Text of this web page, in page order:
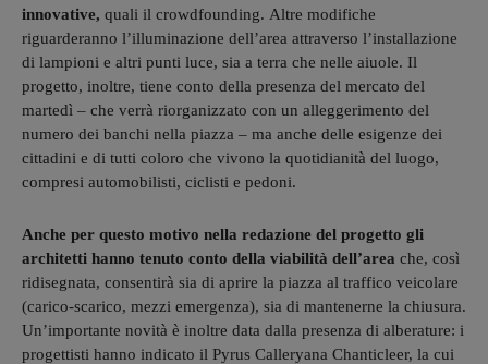
innovative, quali il crowdfounding. Altre modifiche
riguarderanno l’illuminazione dell’area attraverso l’installazione
di lampioni e altri punti luce, sia a terra che nelle aiuole. Il
progetto, inoltre, tiene conto della presenza del mercato del
martedì – che verrà riorganizzato con un alleggerimento del
numero dei banchi nella piazza – ma anche delle esigenze dei
cittadini e di tutti coloro che vivono la quotidianità del luogo,
compresi automobilisti, ciclisti e pedoni.
Anche per questo motivo nella redazione del progetto gli
architetti hanno tenuto conto della viabilità dell’area che, così
ridisegnata, consentirà sia di aprire la piazza al traffico veicolare
(carico-scarico, mezzi emergenza), sia di mantenerne la chiusura.
Un’importante novità è inoltre data dalla presenza di alberature: i
progettisti hanno indicato il Pyrus Calleryana Chanticleer, la cui